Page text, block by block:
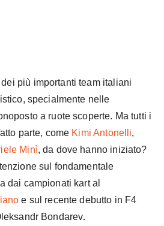
più importanti team italiani
specialmente nelle
a ruote scoperte. Ma tutti i
parte, come Kimi Antonelli,
Minì, da dove hanno iniziato?
sul fondamentale
dai campionati kart al
e sul recente debutto in F4
Bondarev.